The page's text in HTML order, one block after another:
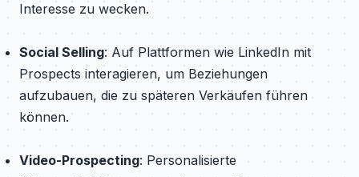
Interesse zu wecken.
Social Selling: Auf Plattformen wie LinkedIn mit
Prospects interagieren, um Beziehungen
aufzubauen, die zu späteren Verkäufen führen
können.
Video-Prospecting: Personalisierte